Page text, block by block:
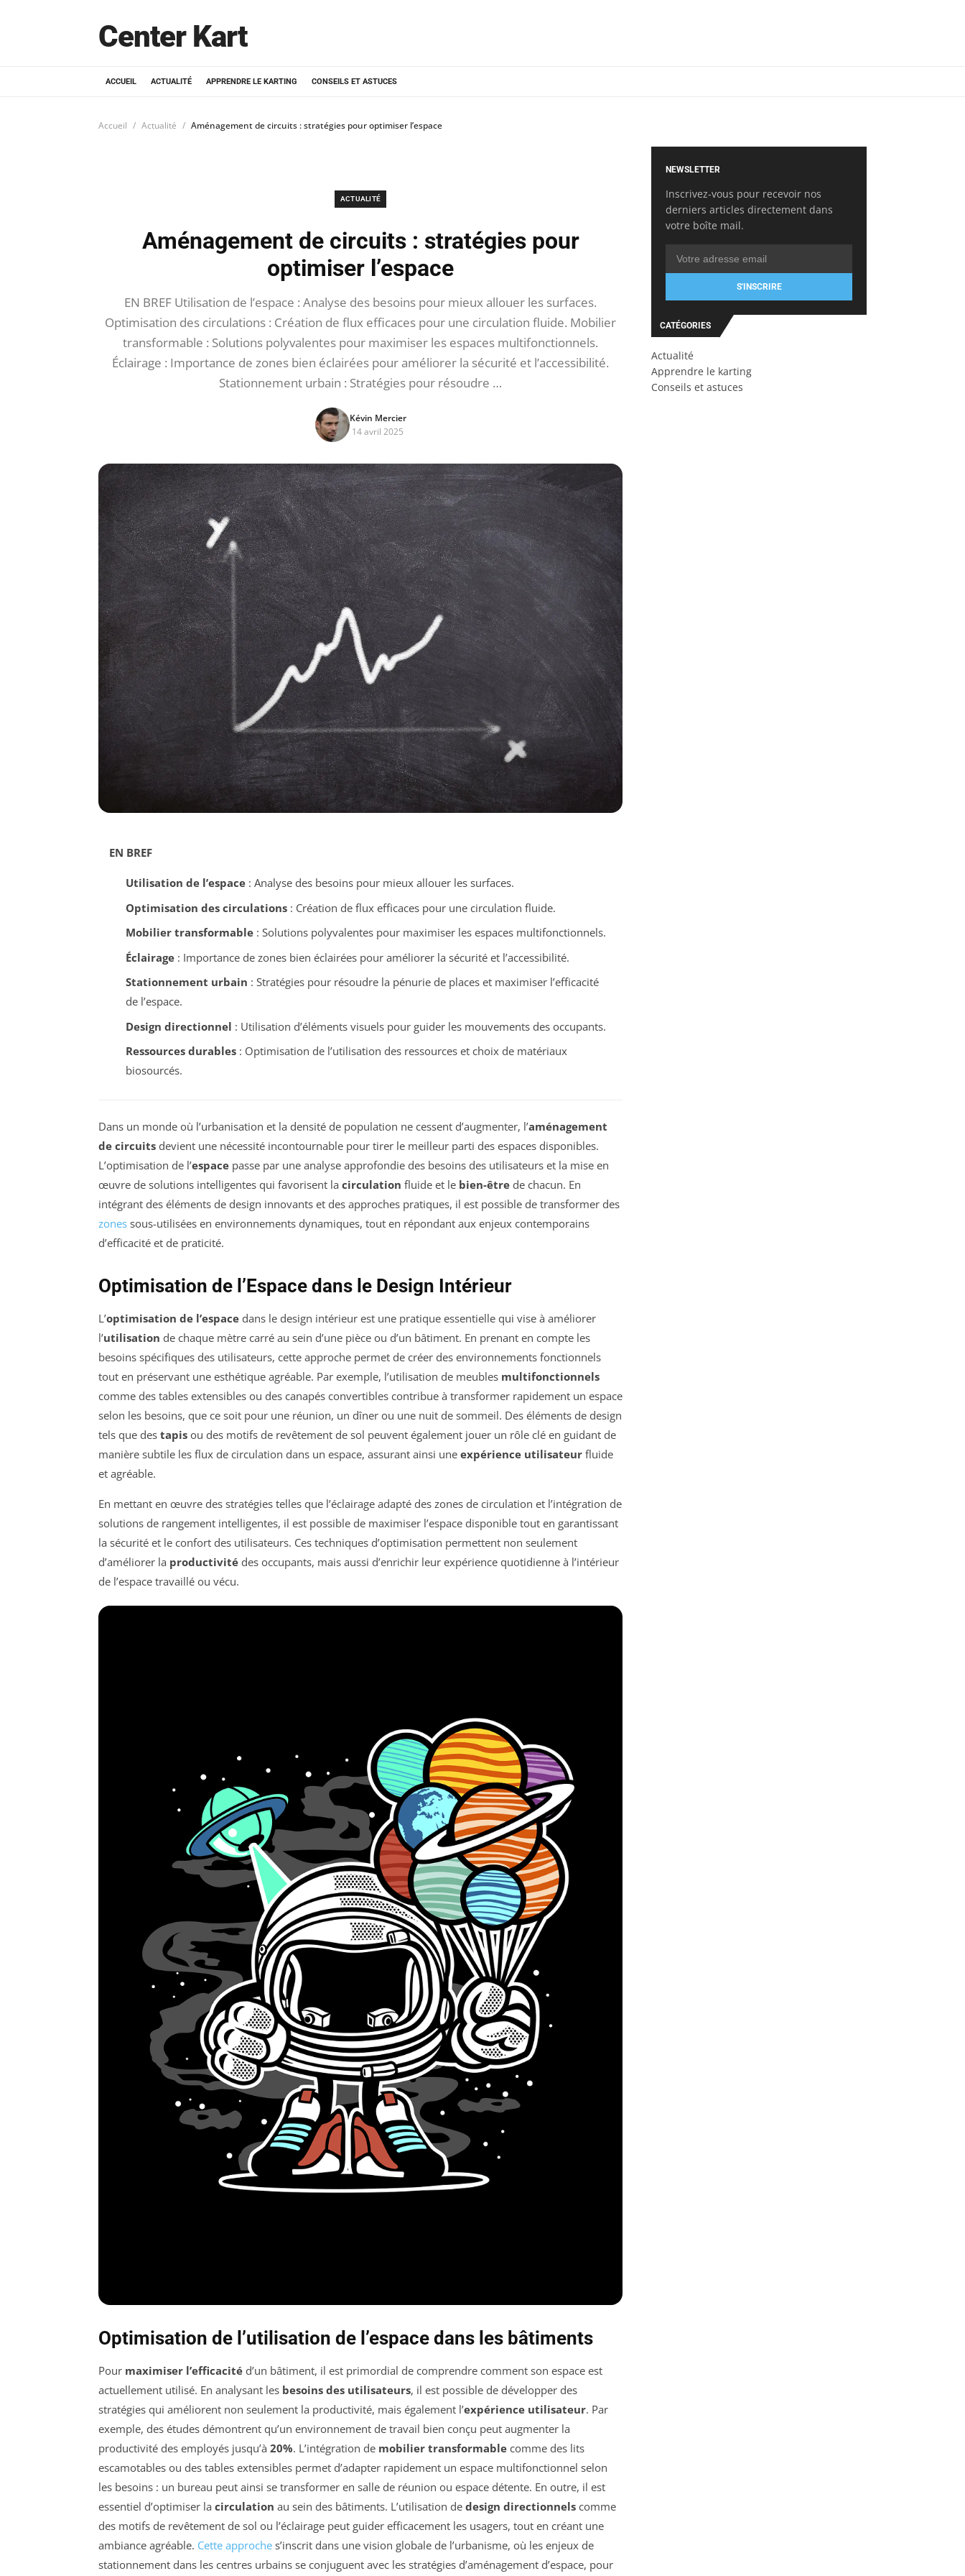
Center Kart
ACCUEIL ACTUALITÉ APPRENDRE LE KARTING CONSEILS ET ASTUCES
Accueil Actualité Aménagement de circuits : stratégies pour optimiser l’espace
ACTUALITÉ
Aménagement de circuits : stratégies pour
optimiser l’espace
EN BREF Utilisation de l’espace : Analyse des besoins pour mieux allouer les surfaces.
Optimisation des circulations : Création de flux efficaces pour une circulation fluide. Mobilier
transformable : Solutions polyvalentes pour maximiser les espaces multifonctionnels.
Éclairage : Importance de zones bien éclairées pour améliorer la sécurité et l’accessibilité.
Stationnement urbain : Stratégies pour résoudre …
Kévin Mercier
14 avril 2025
EN BREF
Utilisation de l’espace: Analyse des besoins pour mieux allouer les surfaces.
Optimisation des circulations: Création de flux efficaces pour une circulation fluide.
Mobilier transformable: Solutions polyvalentes pour maximiser les espaces multifonctionnels.
Éclairage: Importance de zones bien éclairées pour améliorer la sécurité et l’accessibilité.
Stationnement urbain : Stratégies pour résoudre la pénurie de places et maximiser l’efficacité
de l’espace.
Design directionnel : Utilisation d’éléments visuels pour guider les mouvements des occupants.
Ressources durables: Optimisation de l’utilisation des ressources et choix de matériaux
biosourcés.
Dans un monde où l’urbanisation et la densité de population ne cessent d’augmenter, l’aménagement
de circuits devient une nécessité incontournable pour tirer le meilleur parti des espaces disponibles.
L’optimisation de l’espace passe par une analyse approfondie des besoins des utilisateurs et la mise en
œuvre de solutions intelligentes qui favorisent la circulation fluide et le bien-être de chacun. En
intégrant des éléments de design innovants et des approches pratiques, il est possible de transformer des
zones sous-utilisées en environnements dynamiques, tout en répondant aux enjeux contemporains
d’efficacité et de praticité.
Optimisation de l’Espace dans le Design Intérieur
L’optimisation de l’espace dans le design intérieur est une pratique essentielle qui vise à améliorer
l’utilisation de chaque mètre carré au sein d’une pièce ou d’un bâtiment. En prenant en compte les
besoins spécifiques des utilisateurs, cette approche permet de créer des environnements fonctionnels
tout en préservant une esthétique agréable. Par exemple, l’utilisation de meubles multifonctionnels
comme des tables extensibles ou des canapés convertibles contribue à transformer rapidement un espace
selon les besoins, que ce soit pour une réunion, un dîner ou une nuit de sommeil. Des éléments de design
tels que des tapis ou des motifs de revêtement de sol peuvent également jouer un rôle clé en guidant de
manière subtile les flux de circulation dans un espace, assurant ainsi une expérience utilisateur fluide
et agréable.
En mettant en œuvre des stratégies telles que l’éclairage adapté des zones de circulation et l’intégration de
solutions de rangement intelligentes, il est possible de maximiser l’espace disponible tout en garantissant
la sécurité et le confort des utilisateurs. Ces techniques d’optimisation permettent non seulement
d’améliorer la productivité des occupants, mais aussi d’enrichir leur expérience quotidienne à l’intérieur
de l’espace travaillé ou vécu.
Optimisation de l’utilisation de l’espace dans les bâtiments
Pour maximiser l’efficacité d’un bâtiment, il est primordial de comprendre comment son espace est
actuellement utilisé. En analysant les besoins des utilisateurs, il est possible de développer des
stratégies qui améliorent non seulement la productivité, mais également l’expérience utilisateur. Par
exemple, des études démontrent qu’un environnement de travail bien conçu peut augmenter la
productivité des employés jusqu’à 20%. L’intégration de mobilier transformable comme des lits
escamotables ou des tables extensibles permet d’adapter rapidement un espace multifonctionnel selon
les besoins : un bureau peut ainsi se transformer en salle de réunion ou espace détente. En outre, il est
essentiel d’optimiser la circulation au sein des bâtiments. L’utilisation de design directionnels comme
des motifs de revêtement de sol ou l’éclairage peut guider efficacement les usagers, tout en créant une
ambiance agréable. Cette approche s’inscrit dans une vision globale de l’urbanisme, où les enjeux de
stationnement dans les centres urbains se conjuguent avec les stratégies d’aménagement d’espace, pour
NEWSLETTER
Inscrivez-vous pour recevoir nos
derniers articles directement dans
votre boîte mail.
S'INSCRIRE
CATÉGORIES
Actualité
Apprendre le karting
Conseils et astuces